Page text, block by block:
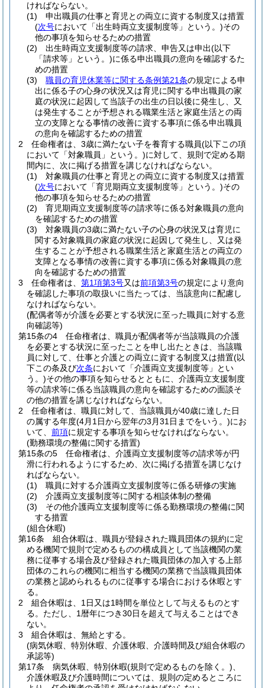
ければならない。
(1)
申出職員の仕事と育児との両立に資する制度又は措置
(次号において「出生時両立支援制度等」という。)その
他の事項を知らせるための措置
(2)
出生時両立支援制度等の請求、申告又は申出(以下
「請求等」という。)に係る申出職員の意向を確認するた
めの措置
(3)
職員の育児休業等に関する条例第21条の規定による申
出に係る子の心身の状況又は育児に関する申出職員の家
庭の状況に起因して当該子の出生の日以後に発生し、又
は発生することが予想される職業生活と家庭生活との両
立の支障となる事情の改善に資する事項に係る申出職員
の意向を確認するための措置
2
任命権者は、3歳に満たない子を養育する職員(以下この項
において「対象職員」という。)に対して、規則で定める期
間内に、次に掲げる措置を講じなければならない。
(1)
対象職員の仕事と育児との両立に資する制度又は措置
(次号において「育児期両立支援制度等」という。)その
他の事項を知らせるための措置
(2)
育児期両立支援制度等の請求等に係る対象職員の意向
を確認するための措置
(3)
対象職員の3歳に満たない子の心身の状況又は育児に
関する対象職員の家庭の状況に起因して発生し、又は発
生することが予想される職業生活と家庭生活との両立の
支障となる事情の改善に資する事項に係る対象職員の意
向を確認するための措置
3
任命権者は、 第1項第3号又は前項第3号の規定により意向
を確認した事項の取扱いに当たっては、当該意向に配慮し
なければならない。
(配偶者等が介護を必要とする状況に至った職員に対する意
向確認等)
第15条の4
任命権者は、職員が配偶者等が当該職員の介護
を必要とする状況に至ったことを申し出たときは、当該職
員に対して、仕事と介護との両立に資する制度又は措置(以
下この条及び次条において「介護両立支援制度等」とい
う。)その他の事項を知らせるとともに、介護両立支援制度
等の請求等に係る当該職員の意向を確認するための面談そ
の他の措置を講じなければならない。
2
任命権者は、職員に対して、当該職員が40歳に達した日
の属する年度(4月1日から翌年の3月31日までをいう。)にお
いて、 前項に規定する事項を知らせなければならない。
(勤務環境の整備に関する措置)
第15条の5
任命権者は、介護両立支援制度等の請求等が円
滑に行われるようにするため、次に掲げる措置を講じなけ
ればならない。
(1)
職員に対する介護両立支援制度等に係る研修の実施
(2)
介護両立支援制度等に関する相談体制の整備
(3)
その他介護両立支援制度等に係る勤務環境の整備に関
する措置
(組合休暇)
第16条
組合休暇は、職員が登録された職員団体の規約に定
める機関で規則で定めるものの構成員として当該機関の業
務に従事する場合及び登録された職員団体の加入する上部
団体のこれらの機関に相当する機関の業務で当該職員団体
の業務と認められるものに従事する場合における休暇とす
る。
2
組合休暇は、1日又は1時間を単位として与えるものとす
る。 ただし、1暦年につき30日を超えて与えることはでき
ない。
3
組合休暇は、無給とする。
(病気休暇、特別休暇、介護休暇、介護時間及び組合休暇の
承認等)
第17条
病気休暇、特別休暇(規則で定めるものを除く。)
介護休暇及び介護時間については、規則の定めるところに